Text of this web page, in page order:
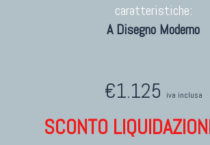
caratteristiche:
A Disegno Moderno
€1.125 iva inclusa
SCONTO